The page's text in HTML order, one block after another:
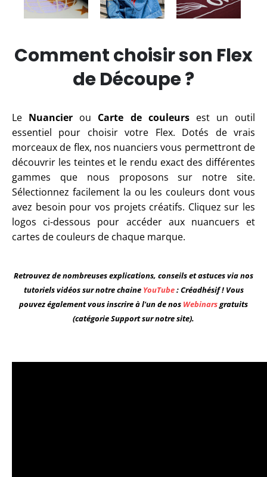
Comment choisir son Flex
de Découpe ?
Le Nuancier ou Carte de couleursest un outil
essentiel pour choisir votre Flex. Dotés de vrais
morceaux de flex, nos nuanciers vous permettront de
découvrir les teintes et le rendu exact des différentes
gammes que nous proposons sur notre site.
Sélectionnez facilement la ou les couleurs dont vous
avez besoin pour vos projets créatifs. Cliquez sur les
logos ci-dessous pour accéder aux nuancuers et
cartes de couleurs de chaque marque.
Retrouvez de nombreuses explications, conseils et astuces via nos
tutoriels vidéos sur notre chaine YouTube: Créadhésif ! Vous
pouvez également vous inscrire à l'un de nos Webinarsgratuits
(catégorie Support sur notre site).